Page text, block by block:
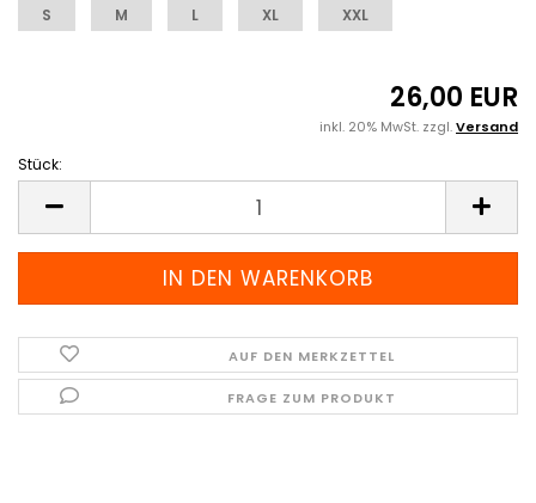
S M L XL XXL
26,00 EUR
inkl. 20% MwSt. zzgl.Versand
Stück:
AUF DEN MERKZETTEL
FRAGE ZUM PRODUKT